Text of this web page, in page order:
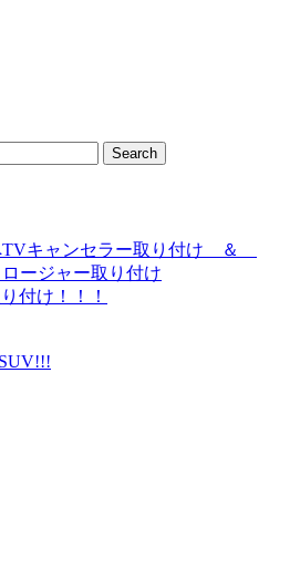
キャンセラー取り付け ＆
ージャー取り付け
付け！！！